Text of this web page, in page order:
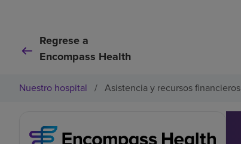
Regrese a
Encompass Health
Nuestro hospital / Asistencia y recursos financieros